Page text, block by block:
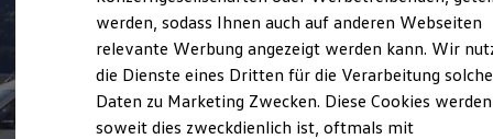
XTL-Dieselkraftstoff
Ersatzteile und Betriebsflüssigkeiten
Original Zubehör und Lifestyle Produkte
myVolkswagen
myVolkswagen Business
Elektrisch & Autonom
werden, sodass Ihnen auch auf anderen Webseiten
relevante Werbung angezeigt werden kann. Wir
die Dienste eines Dritten für die Verarbeitung
Daten zu Marketing Zwecken. Diese Cookies
soweit dies zweckdienlich ist, oftmals mit